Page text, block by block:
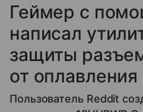
Геймер с
написал
защиты
от оплавления
Пользователь Reddit